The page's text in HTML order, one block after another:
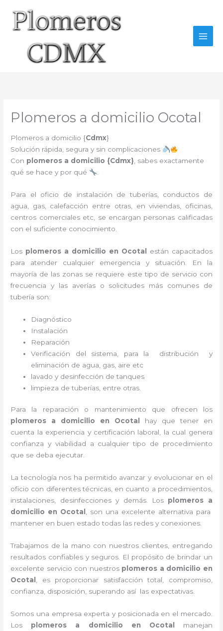
contenido
Plomeros a domicilio Ocotal
Plomeros a domicilio {Cdmx}
Solución rápida, segura y sin complicaciones
Con plomeros a domicilio {Cdmx}, sabes exactamente
qué se hace y por qué
.
Para el oficio de instalación de tuberías, conductos de
agua, gas, calefacción entre otras, en viviendas, oficinas,
centros comerciales etc, se encargan personas calificadas
con el suficiente conocimiento.
Los plomeros a domicilio en Ocotal
están capacitados
para atender cualquier emergencia y situación. En la
mayoría de las zonas se requiere este tipo de servicio con
frecuencia y las averías o solicitudes más comunes de
tubería son:
Diagnóstico
Instalación
Reparación
Verificación del sistema, para la distribución y
eliminación de agua, gas, aire etc
lavado y desinfección de tanques
limpieza de tuberías, entre otras.
Para la reparación o mantenimiento que ofrecen los
plomeros a domicilio en Ocotal
hay que tener en
cuenta la experiencia y certificación laboral, la cual genera
confianza y viabilidad a cualquier tipo de procedimiento
que se deba ejecutar.
La tecnología nos ha permitido avanzar y evolucionar en el
oficio con diferentes técnicas, en cuanto a procedimientos,
instalaciones, desinfecciones y demás. Los plomeros a
domicilio en Ocotal , son una excelente alternativa para
mantener en buen estado todas las redes y conexiones.
Trabajamos de la mano con nuestros clientes, entregando
resultados confiables y seguros. El propósito de brindar un
excelente servicio con nuestros plomeros a domicilio en
Ocotal
, es proporcionar satisfacción total, compromiso,
confianza, disposición, superando así las expectativas.
Somos una empresa experta y posicionada en el mercado.
Los plomeros a domicilio en Ocotal manejan